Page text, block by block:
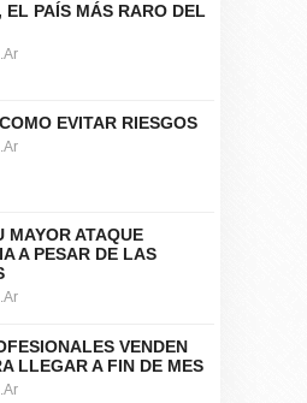
EL PAÍS MÁS RARO DEL
EVITAR RIESGOS
MAYOR ATAQUE
A PESAR DE LAS
VENDEN
LLEGAR A FIN DE MES